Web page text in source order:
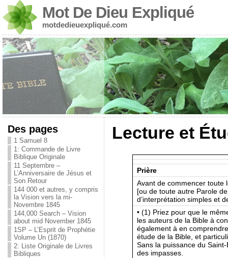
Mot De Dieu Expliqué
motdedieuexpliqué.com
Des pages
1 Samuel 8
1: Commande de Livre
Biblique Originale
11 Septembre –
L’Anniversaire de Jésus et
Son Retour
144 000 et autres, y compris
la Vision vers la mi-
Novembre 1845
144,000 Search – Vision
about mid November 1845
1SP – L’Esprit de Prophétie
Volume Un (1870)
2: Liste Originale de Livres
Bibliques
Lecture et
Prière
Avant de commencer toute
[ou de toute autre Parole
d’interprétation simples et
• (1) Priez pour que le
les auteurs de la Bible à
également à en
étude de la Bible, et
Sans la puissance du
des impasses.